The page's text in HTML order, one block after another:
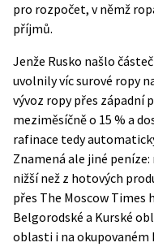
pro rozpočet, v němž
příjmů.
Jenže Rusko našlo
uvolnily víc surové ropy
vývoz ropy přes západní
meziměsíčně o 15 % a
rafinace tedy
Znamená ale jiné
nižší než z hotových
přes The Moscow Times
Belgorodské a Kurské
oblasti i na okupovaném